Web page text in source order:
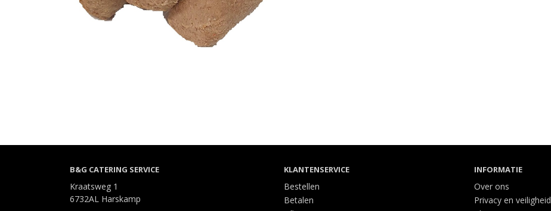
B&G CATERING SERVICE
Kraatsweg 1
6732AL Harskamp
KLANTENSERVICE
Bestellen
Betalen
INFORMATIE
Over ons
Privacy en veiligheid